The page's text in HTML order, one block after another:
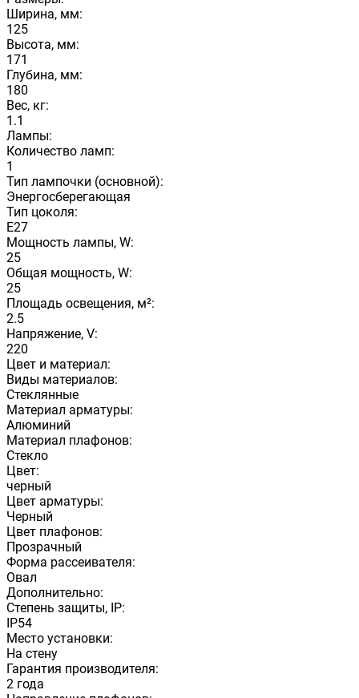
Ширина, мм:
125
Высота, мм:
171
Глубина, мм:
180
Вес, кг:
1.1
Лампы:
Количество ламп:
1
Тип лампочки (основной):
Энергосберегающая
Тип цоколя:
E27
Мощность лампы, W:
25
Общая мощность, W:
25
Площадь освещения, м²:
2.5
Напряжение, V:
220
Цвет и материал:
Виды материалов:
Стеклянные
Материал арматуры:
Алюминий
Материал плафонов:
Стекло
Цвет:
черный
Цвет арматуры:
Черный
Цвет плафонов:
Прозрачный
Форма рассеивателя:
Овал
Дополнительно:
Степень защиты, IP:
IP54
Место установки:
На стену
Гарантия производителя:
2 года